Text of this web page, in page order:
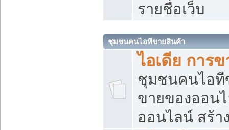
รายชื่อเว็บ
ชุมชนคนไอทีขายสินค้า
ไอเดีย การ
ชุมชนคนไอที
ขายของออน
ออนไลน์ สร้า